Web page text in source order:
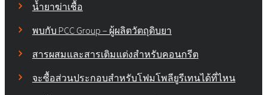
น้ำยาฆ่าเชื้อ
พบกับ PCC Group – ผู้ผลิตวัตถุดิบยา
สารผสมและสารเติมแต่งสำหรับคอนกรีต
จะซื้อส่วนประกอบสำหรับโฟมโพลียูรีเทนได้ที่ไหน